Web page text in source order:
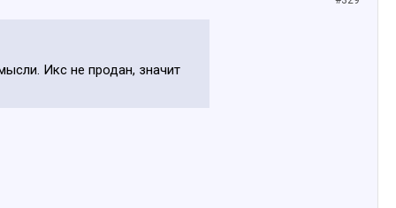
Икс не продан, значит